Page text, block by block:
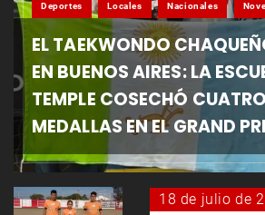
Deportes Locales Nacionales
EL TAEKWONDO
EN BUENOS AIRES: LA
TEMPLE COSECHÓ CUATRO
MEDALLAS EN EL GRAND
18 de julio de